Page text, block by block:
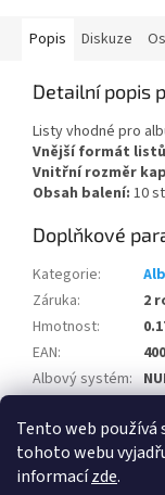
Tento web používá
tohoto webu
informacízde.
Popis Diskuze
Detailní popis
Listy vhodné pro
Vnější formát
Vnitřní rozměr
Obsah balení: 10
Doplňkové
Kategorie:
Záruka:
2
Hmotnost:
EAN:
Albový systém:
Počet v balení: 10